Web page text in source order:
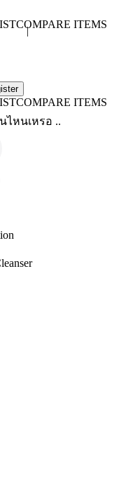
COMPARE ITEMS
COMPARE ITEMS
ไหนเหรอ ..